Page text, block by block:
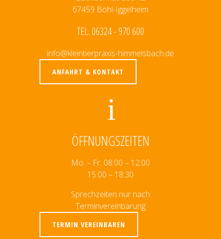
67459 Böhl-Iggelheim
TEL. 06324 - 970 600
info@kleintierpraxis-himmelsbach.de
ANFAHRT & KONTAKT
ÖFFNUNGSZEITEN
Mo. – Fr. 08:00 – 12:00
15:00 – 18:30
Sprechzeiten nur nach
Terminvereinbarung
TERMIN VEREINBAREN